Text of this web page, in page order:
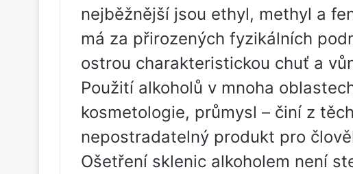
nejběžnější jsou ethyl, methyl a
má za přirozených fyzikálních
ostrou charakteristickou chuť a
Použití alkoholů v mnoha
kosmetologie, průmysl – činí z
nepostradatelný produkt pro
Ošetření sklenic alkoholem není